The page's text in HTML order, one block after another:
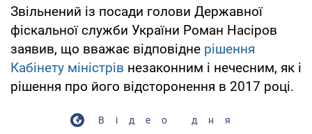
Звільнений із посади голови Державної
фіскальної служби України Роман Насіров
заявив, що вважає відповідне рішення
Кабінету міністрів незаконним і нечесним, як і
рішення про його відсторонення в 2017 році.
Відео дня